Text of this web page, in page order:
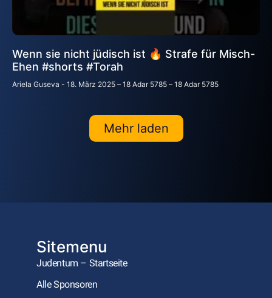
Wenn sie nicht jüdisch ist 🔥 Strafe für Misch-
Ehen #shorts #Torah
Ariela Guseva 18. März 2025 – 18 Adar 5785 – 18 Adar 5785
Mehr laden
Sitemenu
Judentum – Startseite
Alle Sponsoren